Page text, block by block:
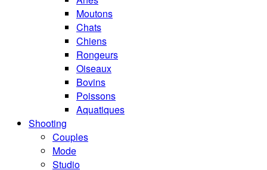
Moutons
Chats
Chiens
Rongeurs
Oiseaux
Bovins
Poissons
Aquatiques
Shooting
Couples
Mode
Studio